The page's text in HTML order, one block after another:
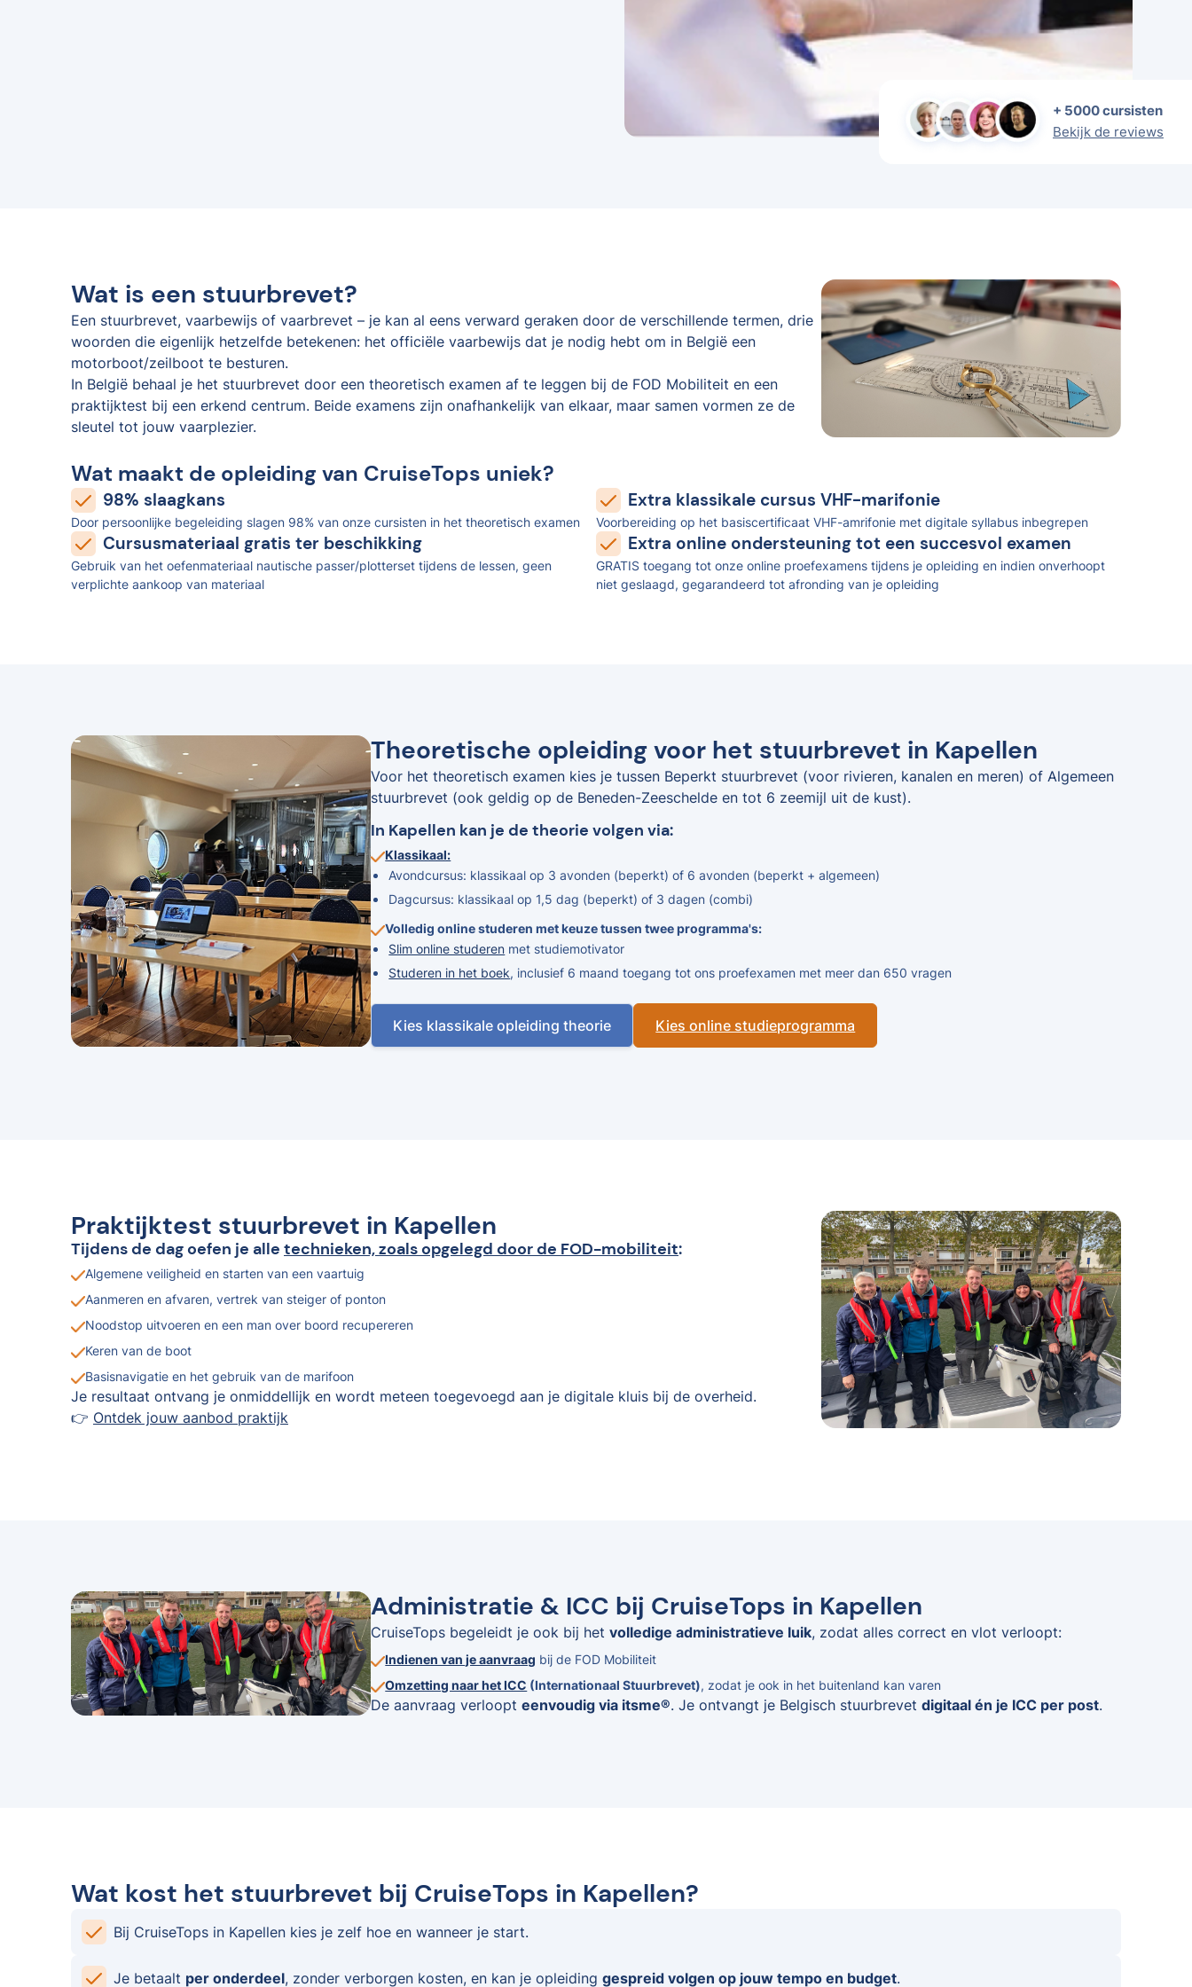
+ 5000 cursisten
Bekijk de reviews
Wat is een stuurbrevet?
Een stuurbrevet, vaarbewijs of vaarbrevet – je kan al eens verward geraken door de verschillende termen, drie
woorden die eigenlijk hetzelfde betekenen: het officiële vaarbewijs dat je nodig hebt om in België een
motorboot/zeilboot te besturen.
In België behaal je het stuurbrevet door een theoretisch examen af te leggen bij de FOD Mobiliteit en een
praktijktest bij een erkend centrum. Beide examens zijn onafhankelijk van elkaar, maar samen vormen ze de
sleutel tot jouw vaarplezier.
Wat maakt de opleiding van CruiseTops uniek?
98% slaagkans
Door persoonlijke begeleiding slagen 98% van onze cursisten in het theoretisch examen
Extra klassikale cursus VHF-marifonie
Voorbereiding op het basiscertificaat VHF-amrifonie met digitale syllabus inbegrepen
Cursusmateriaal gratis ter beschikking
Gebruik van het oefenmateriaal nautische passer/plotterset tijdens de lessen, geen
verplichte aankoop van materiaal
Extra online ondersteuning tot een succesvol examen
GRATIS toegang tot onze online proefexamens tijdens je opleiding en indien onverhoopt
niet geslaagd, gegarandeerd tot afronding van je opleiding
Theoretische opleiding voor het stuurbrevet in Kapellen
Voor het theoretisch examen kies je tussen Beperkt stuurbrevet (voor rivieren, kanalen en meren) of Algemeen
stuurbrevet (ook geldig op de Beneden-Zeeschelde en tot 6 zeemijl uit de kust).
In Kapellen kan je de theorie volgen via:
Klassikaal:
Avondcursus: klassikaal op 3 avonden (beperkt) of 6 avonden (beperkt + algemeen)
Dagcursus: klassikaal op 1,5 dag (beperkt) of 3 dagen (combi)
Volledig online studeren met keuze tussen twee programma's:
Slim online studeren met studiemotivator
Studeren in het boek, inclusief 6 maand toegang tot ons proefexamen met meer dan 650 vragen
Kies klassikale opleiding theorie Kies online studieprogramma
Praktijktest stuurbrevet in Kapellen
Tijdens de dag oefen je alle technieken, zoals opgelegd door de FOD-mobiliteit:
Algemene veiligheid en starten van een vaartuig
Aanmeren en afvaren, vertrek van steiger of ponton
Noodstop uitvoeren en een man over boord recupereren
Keren van de boot
Basisnavigatie en het gebruik van de marifoon
Je resultaat ontvang je onmiddellijk en wordt meteen toegevoegd aan je digitale kluis bij de overheid.
👉 Ontdek jouw aanbod praktijk
Administratie & ICC bij CruiseTops in Kapellen
CruiseTops begeleidt je ook bij hetvolledige administratieve luik, zodat alles correct en vlot verloopt:
Indienen van je aanvraag bij de FOD Mobiliteit
Omzetting naar het ICC (Internationaal Stuurbrevet), zodat je ook in het buitenland kan varen
De aanvraag verloopteenvoudig via itsme®. Je ontvangt je Belgisch stuurbrevetdigitaal én je ICC per post.
Wat kost het stuurbrevet bij CruiseTops in Kapellen?
Bij CruiseTops in Kapellen kies je zelf hoe en wanneer je start.
Je betaalt per onderdeel, zonder verborgen kosten, en kan je opleiding gespreid volgen op jouw tempo en budget.